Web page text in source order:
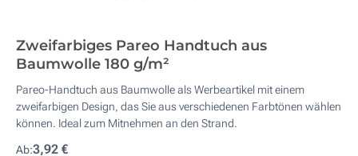
Zweifarbiges Pareo Handtuch aus
Baumwolle 180 g/m²
Pareo-Handtuch aus Baumwolle als Werbeartikel mit einem
zweifarbigen Design, das Sie aus verschiedenen Farbtönen wählen
können. Ideal zum Mitnehmen an den Strand.
Ab:3,92 €